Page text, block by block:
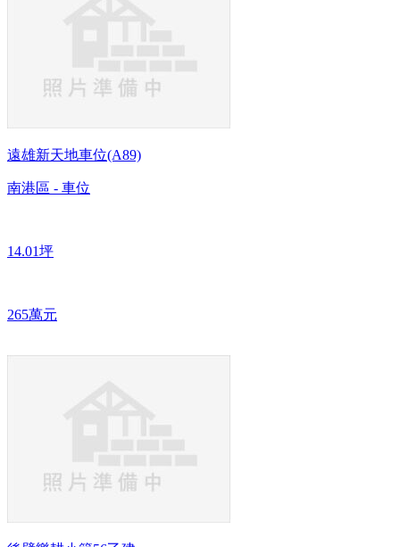
遠雄新天地車位(A89)
南港區 - 車位
14.01坪
265萬元